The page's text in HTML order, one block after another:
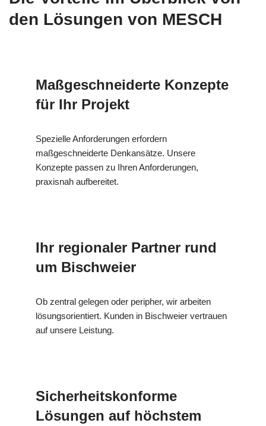
den Lösungen von MESCH
Maßgeschneiderte Konzepte
für Ihr Projekt
Spezielle Anforderungen erfordern
maßgeschneiderte Denkansätze. Unsere
Konzepte passen zu Ihren Anforderungen,
praxisnah aufbereitet.
Ihr regionaler Partner rund
um Bischweier
Ob zentral gelegen oder peripher, wir arbeiten
lösungsorientiert. Kunden in Bischweier vertrauen
auf unsere Leistung.
Sicherheitskonforme
Lösungen auf höchstem